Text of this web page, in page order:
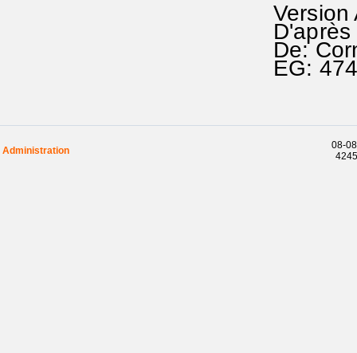
Version
De:
EG:
Administration
08-